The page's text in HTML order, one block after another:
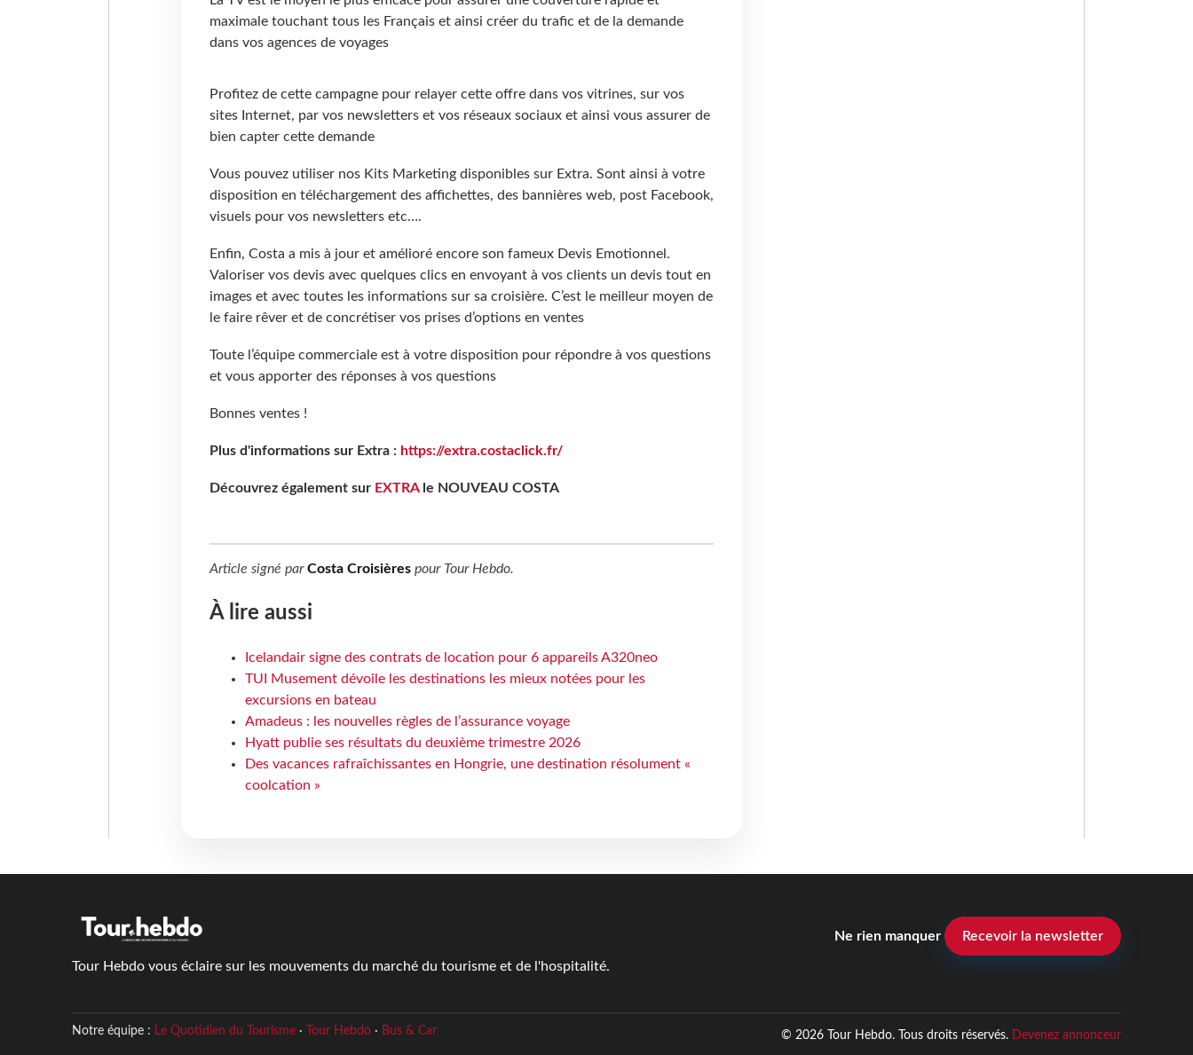
maximale touchant tous les Français et ainsi créer du trafic et de la demande
dans vos agences de voyages
Profitez de cette campagne pour relayer cette offre dans vos vitrines, sur vos
sites Internet, par vos newsletters et vos réseaux sociaux et ainsi vous assurer de
bien capter cette demande
Vous pouvez utiliser nos Kits Marketing disponibles sur Extra. Sont ainsi à votre
disposition en téléchargement des affichettes, des bannières web, post Facebook,
visuels pour vos newsletters etc….
Enfin, Costa a mis à jour et amélioré encore son fameux Devis Emotionnel.
Valoriser vos devis avec quelques clics en envoyant à vos clients un devis tout en
images et avec toutes les informations sur sa croisière. C’est le meilleur moyen de
le faire rêver et de concrétiser vos prises d’options en ventes
Toute l’équipe commerciale est à votre disposition pour répondre à vos questions
et vous apporter des réponses à vos questions
Bonnes ventes !
Plus d'informations sur Extra : https://extra.costaclick.fr/
Découvrez également sur EXTRAle NOUVEAU COSTA
Article signé parCosta Croisièrespour Tour Hebdo.
À lire aussi
Icelandair signe des contrats de location pour 6 appareils A320neo
TUI Musement dévoile les destinations les mieux notées pour les
excursions en bateau
Amadeus : les nouvelles règles de l’assurance voyage
Hyatt publie ses résultats du deuxième trimestre 2026
Des vacances rafraîchissantes en Hongrie, une destination résolument «
coolcation »
Tour Hebdo vous éclaire sur les mouvements du marché du tourisme et de l'hospitalité.
Ne rien manquer Recevoir la newsletter
Notre équipe : Le Quotidien du Tourisme· Tour Hebdo· Bus & Car © 2026 Tour Hebdo. Tous droits réservés. Devenez annonceur